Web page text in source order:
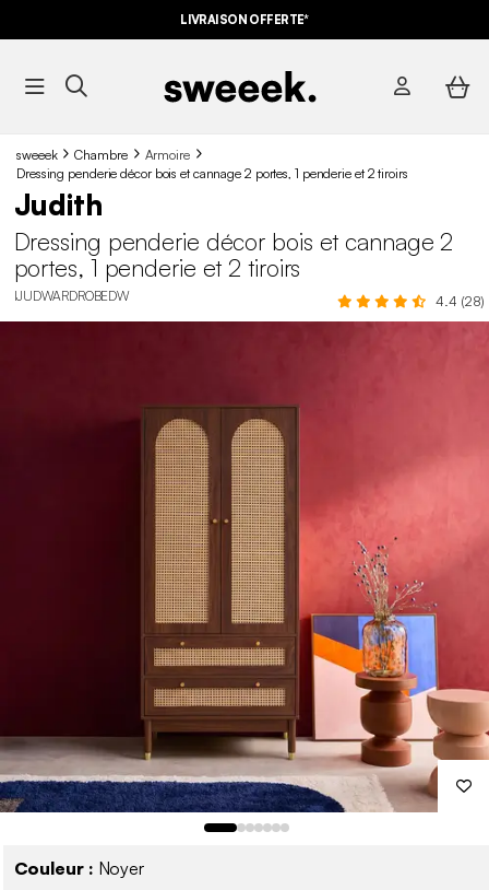
LIVRAISON OFFERTE*
sweeek Chambre
Armoire
Dressing penderie décor bois et cannage 2 portes, 1 penderie et 2 tiroirs
Judith
Dressing penderie décor bois et cannage 2
portes, 1 penderie et 2 tiroirs
IJUDWARDROBEDW 4.4 (28)
Couleur : Noyer